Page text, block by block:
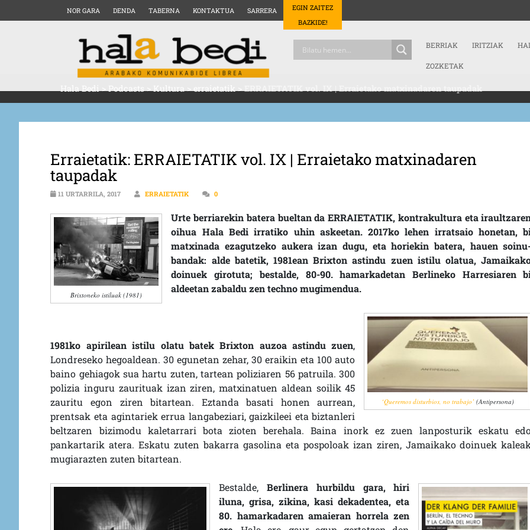
NOR GARA DENDA TABERNA KONTAKTUA SARRERA
EGIN ZAITEZ
BAZKIDE!
BERRIAK IRITZIAK
ZOZKETAK
Hala Bedi>Podcasts>Kultura>erraietatik>ERRAIETATIK vol. IX | Erraietako matxinadaren taupadak
Erraietatik: ERRAIETATIK vol. IX | Erraietako matxinadaren
taupadak
11 URTARRILA, 2017 ERRAIETATIK 0
Brixtoneko istiluak (1981)
Urte berriarekin batera bueltan da ERRAIETATIK, kontrakultura eta
oihua Hala Bedi irratiko uhin askeetan. 2017ko lehen irratsaio honetan,
matxinada ezagutzeko aukera izan dugu, eta horiekin batera, hauen
bandak: alde batetik, 1981ean Brixton astindu zuen istilu olatua,
doinuek girotuta; bestalde, 80-90. hamarkadetan Berlineko Harresiaren
aldeetan zabaldu zen techno mugimendua.
‘Queremos disturbios, no trabajo’ (Antipersona)
1981ko apirilean istilu olatu batek Brixton auzoa astindu zuen,
Londreseko hegoaldean. 30 egunetan zehar, 30 eraikin eta 100 auto
baino gehiagok sua hartu zuten, tartean poliziaren 56 patruila. 300
polizia inguru zaurituak izan ziren, matxinatuen aldean soilik 45
zauritu egon ziren bitartean. Eztanda basati honen aurrean,
prentsak eta agintariek errua langabeziari, gaizkileei eta biztanleri
beltzaren bizimodu kaletarrari bota zioten berehala. Baina inork ez zuen lanposturik eskatu
pankartarik atera. Eskatu zuten bakarra gasolina eta pospoloak izan ziren, Jamaikako doinuek kaleak
mugiarazten zuten bitartean.
Bestalde,Berlinera hurbildu gara, hiri
iluna, grisa, zikina, kasi dekadentea, eta
80. hamarkadaren amaieran horrela zen